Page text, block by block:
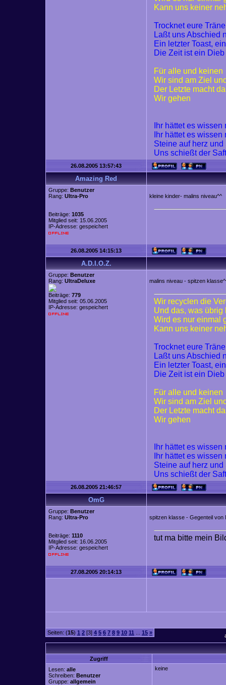
Kann uns keiner
Trocknet eure
Laßt uns Abschied
Ein letzter Toast,
Die Zeit ist ein Dieb
Für alle und keinen
Wir sind am Ziel
Der Letzte macht
Wir gehen
Ihr hättet es wissen
Ihr hättet es wissen
Steine auf herz und
Uns schießt der
26.08.2005 13:57:43
Amazing Red
Gruppe: Benutzer
Rang: Ultra-Pro
Beiträge: 1035
Mitglied seit: 15.06.2005
IP-Adresse: gespeichert
kleine kinder- malins niveau^^
26.08.2005 14:15:13
A.D.I.O.Z.
Gruppe: Benutzer
Rang: UltraDeluxe
Beiträge: 779
Mitglied seit: 05.06.2005
IP-Adresse: gespeichert
malins niveau - spitzen
Wir recyclen die
Und das, was übrig
Wird es nur einmal
Kann uns keiner
Trocknet eure
Laßt uns Abschied
Ein letzter Toast,
Die Zeit ist ein Dieb
Für alle und keinen
Wir sind am Ziel
Der Letzte macht
Wir gehen
Ihr hättet es wissen
Ihr hättet es wissen
Steine auf herz und
Uns schießt der
26.08.2005 21:46:57
OmG
Gruppe: Benutzer
Rang: Ultra-Pro
Beiträge: 1110
Mitglied seit: 16.06.2005
IP-Adresse: gespeichert
spitzen klasse - Gegenteil von
tut ma bitte mein
27.08.2005 20:14:13
Seiten: (15) 1 2 [3] 4 5 6 7 8 9 10 11 15 »
Zugriff
Lesen: alle
Schreiben: Benutzer
Gruppe: allgemein
keine